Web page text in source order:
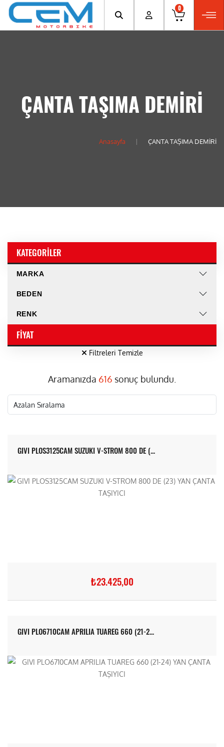
0
ÇANTA TAŞIMA DEMİRİ
Anasayfa ÇANTA TAŞIMA DEMİRİ
KATEGORILER
MARKA
BEDEN
RENK
FIYAT
Filtreleri Temizle
Aramanızda 616 sonuç bulundu.
GIVI PLOS3125CAM SUZUKI V-STROM 800 DE (...
₺23.425,00
GIVI PLO6710CAM APRILIA TUAREG 660 (21-2...